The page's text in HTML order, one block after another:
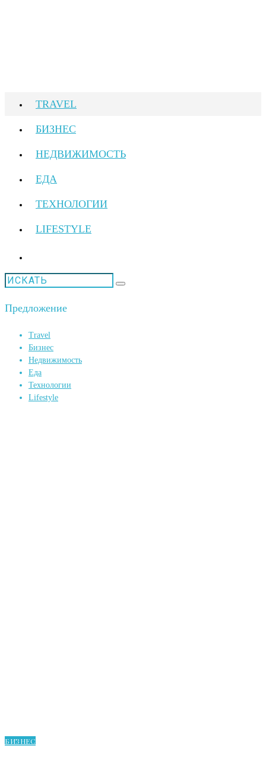
TRAVEL
БИЗНЕС
НЕДВИЖИМОСТЬ
ЕДА
ТЕХНОЛОГИИ
LIFESTYLE
Предложение
Travel
Бизнес
Недвижимость
Еда
Технологии
Lifestyle
БИЗНЕС